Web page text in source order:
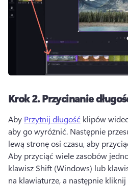
Krok 2.Przycinanie
Aby Przytnij długość klipów
aby go wyróżnić. Następnie
Aby przyciąć wiele zasobów
klawisz Shift (Windows) lub
na klawiaturze, a następnie